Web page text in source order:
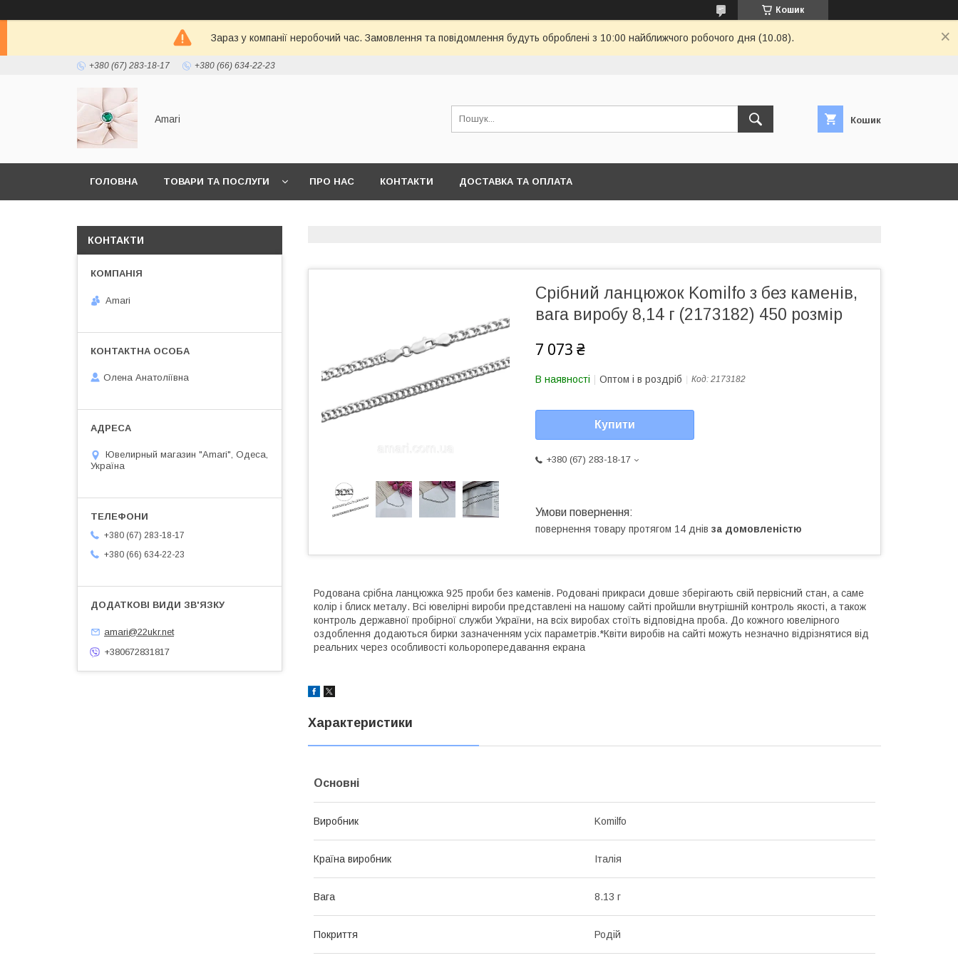
Кошик
Зараз у компанії неробочий час. Замовлення та повідомлення будуть оброблені з 10:00 найближчого робочого дня (10.08).
+380 (67) 283-18-17 +380 (66) 634-22-23
Amari Кошик
ГОЛОВНА ТОВАРИ ТА ПОСЛУГИ ПРО НАС КОНТАКТИ ДОСТАВКА ТА ОПЛАТА
Срібний ланцюжок Komilfo з без каменів,
вага виробу 8,14 г (2173182) 450 розмір
7 073 ₴
В наявності Оптом і в роздріб Код: 2173182
Купити
+380 (67) 283-18-17
повернення товару протягом 14 днів за домовленістю
Родована срібна ланцюжка 925 проби без каменів. Родовані прикраси довше зберігають свій первісний стан, а саме
колір і блиск металу. Всі ювелірні вироби представлені на нашому сайті пройшли внутрішній контроль якості, а також
контроль державної пробірної служби України, на всіх виробах стоїть відповідна проба. До кожного ювелірного
оздоблення додаються бирки зазначенням усіх параметрів.*Квіти виробів на сайті можуть незначно відрізнятися від
реальних через особливості кольоропередавання екрана
Характеристики
Основні
Виробник Komilfo
Країна виробник Італія
Вага 8.13 г
Покриття Родій
КОНТАКТИ
Amari
Олена Анатоліївна
Ювелирный магазин "Amari", Одеса,
Україна
+380 (67) 283-18-17
+380 (66) 634-22-23
amari@22ukr.net
+380672831817